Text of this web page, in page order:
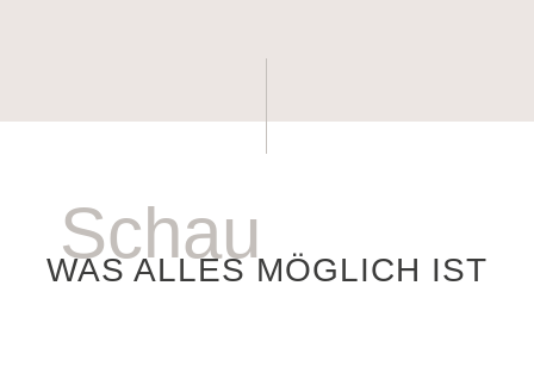
Schau
WAS ALLES MÖGLICH IST